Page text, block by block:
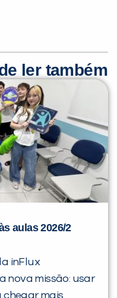
ler também
aulas 2026/2
inFlux
nova missão: usar
chegar mais